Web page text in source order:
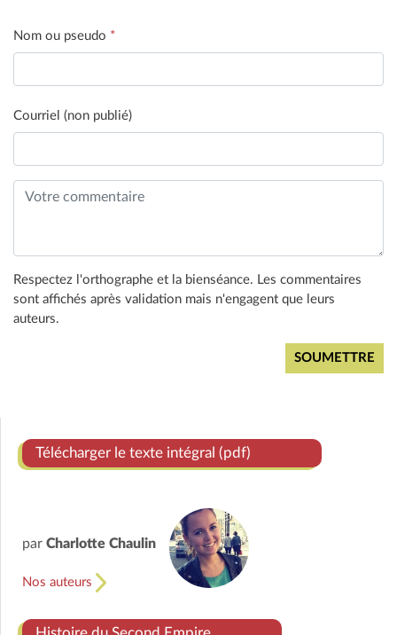
Nom ou pseudo *
Courriel (non publié)
Respectez l'orthographe et la bienséance. Les commentaires
sont affichés après validation mais n'engagent que leurs
auteurs.
Télécharger le texte intégral (pdf)
par Charlotte Chaulin
Nos auteurs